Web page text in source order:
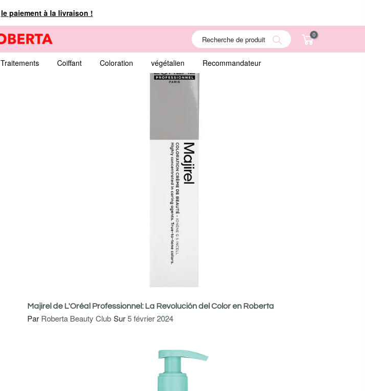
le paiement à la livraison !
Search0
Traitements Coiffant Coloration végétalien Recommandateur
Majirel de L'Oréal Professionnel: La Revolución del Color en Roberta
Par Roberta Beauty Club Sur5 février 2024